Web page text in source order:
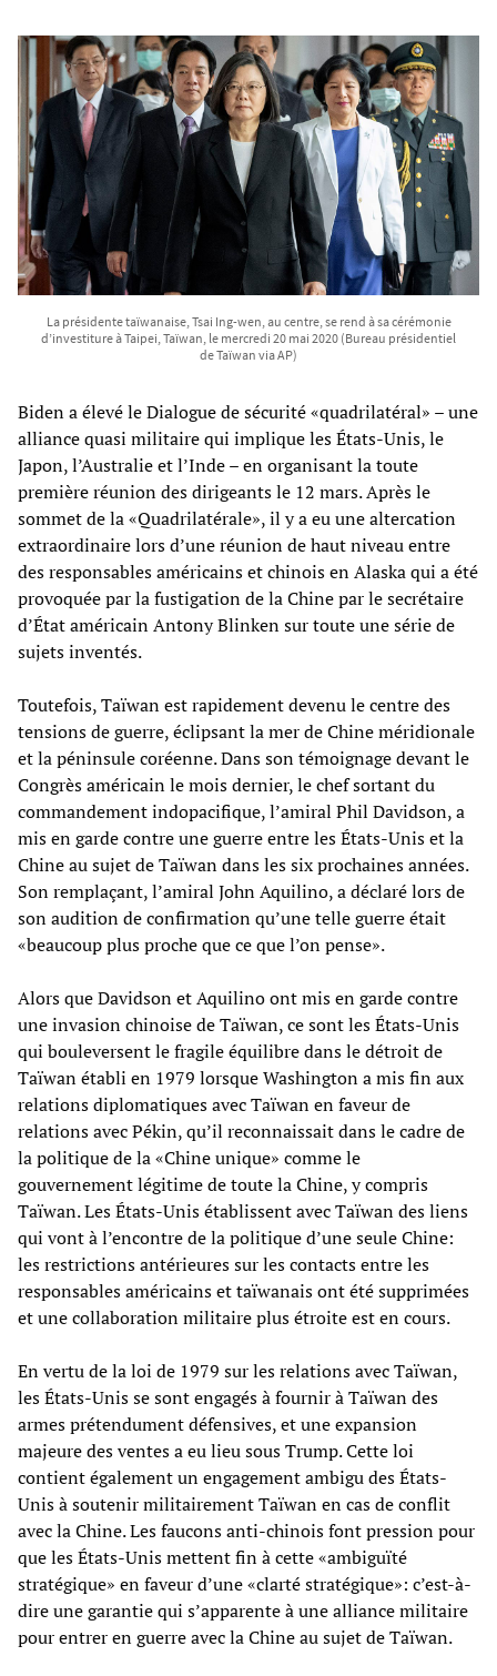
La présidente taïwanaise, Tsai Ing-wen, au centre, se rend à sa cérémonie
d’investiture à Taipei, Taïwan, le mercredi 20 mai 2020 (Bureau présidentiel
de Taïwan via AP)
Biden a élevé le Dialogue de sécurité «quadrilatéral» – une
alliance quasi militaire qui implique les États-Unis, le
Japon, l’Australie et l’Inde – en organisant la toute
première réunion des dirigeants le 12 mars. Après le
sommet de la «Quadrilatérale», il y a eu une altercation
extraordinaire lors d’une réunion de haut niveau entre
des responsables américains et chinois en Alaska qui a été
provoquée par la fustigation de la Chine par le secrétaire
d’État américain Antony Blinken sur toute une série de
sujets inventés.
Toutefois, Taïwan est rapidement devenu le centre des
tensions de guerre, éclipsant la mer de Chine méridionale
et la péninsule coréenne. Dans son témoignage devant le
Congrès américain le mois dernier, le chef sortant du
commandement indopacifique, l’amiral Phil Davidson, a
mis en garde contre une guerre entre les États-Unis et la
Chine au sujet de Taïwan dans les six prochaines années.
Son remplaçant, l’amiral John Aquilino, a déclaré lors de
son audition de confirmation qu’une telle guerre était
«beaucoup plus proche que ce que l’on pense».
Alors que Davidson et Aquilino ont mis en garde contre
une invasion chinoise de Taïwan, ce sont les États-Unis
qui bouleversent le fragile équilibre dans le détroit de
Taïwan établi en 1979 lorsque Washington a mis fin aux
relations diplomatiques avec Taïwan en faveur de
relations avec Pékin, qu’il reconnaissait dans le cadre de
la politique de la «Chine unique» comme le
gouvernement légitime de toute la Chine, y compris
Taïwan. Les États-Unis établissent avec Taïwan des liens
qui vont à l’encontre de la politique d’une seule Chine:
les restrictions antérieures sur les contacts entre les
responsables américains et taïwanais ont été supprimées
et une collaboration militaire plus étroite est en cours.
En vertu de la loi de 1979 sur les relations avec Taïwan,
les États-Unis se sont engagés à fournir à Taïwan des
armes prétendument défensives, et une expansion
majeure des ventes a eu lieu sous Trump. Cette loi
contient également un engagement ambigu des États-
Unis à soutenir militairement Taïwan en cas de conflit
avec la Chine. Les faucons anti-chinois font pression pour
que les États-Unis mettent fin à cette «ambiguïté
stratégique» en faveur d’une «clarté stratégique»: c’est-à-
dire une garantie qui s’apparente à une alliance militaire
pour entrer en guerre avec la Chine au sujet de Taïwan.